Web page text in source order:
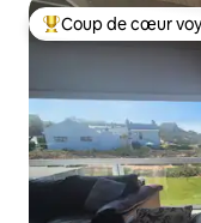
Coups de cœur
Coup de cœur